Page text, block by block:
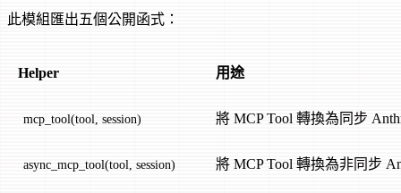
此模組匯出五個公開函式：
Helper 用途
mcp_tool(tool, session) 將 MCP Tool 轉換為同步
async_mcp_tool(tool, session) 將 MCP Tool 轉換為非同步